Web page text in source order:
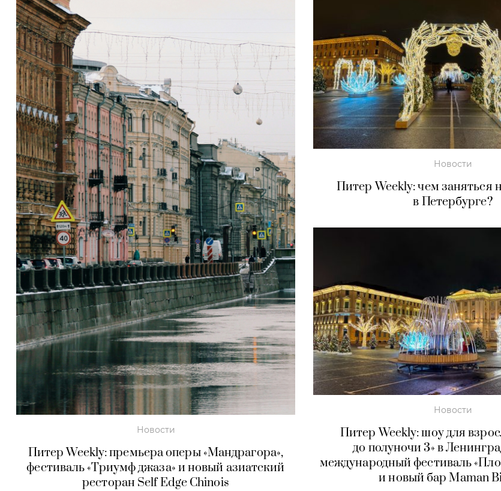
Новости
Питер Weekly: премьера оперы «Мандрагора»,
фестиваль «Триумф джаза» и новый азиатский
ресторан Self Edge Chinois
Новости
Питер Weekly: чем заняться
в Петербурге?
Новости
Питер Weekly: шоу для
до полуночи 3» в
международный фестиваль
и новый бар Maman